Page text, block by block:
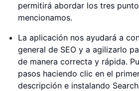
permitirá abordar los tres
mencionamos.
La aplicación nos ayudará a
general de SEO y a agilizarlo
de manera correcta y rápida.
pasos haciendo clic en el
descripción e instalando